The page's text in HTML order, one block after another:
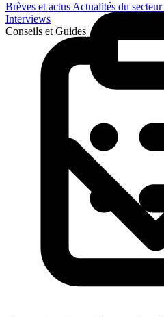
Brèves et actus Actualités du secteur
Interviews
Conseils et Guides